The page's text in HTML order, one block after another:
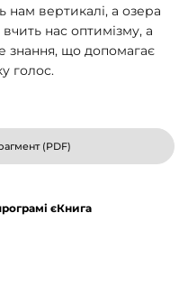
вертикалі, а озера
нас оптимізму, а
знання, що допомагає
голос.
(PDF)
єКнига